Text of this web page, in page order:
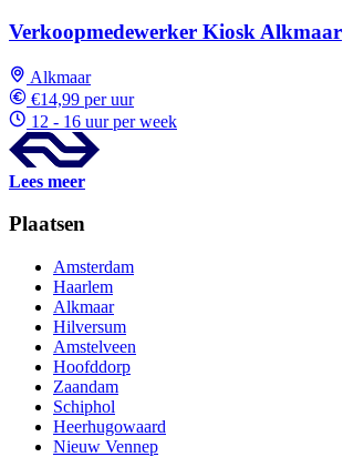
Verkoopmedewerker Kiosk Alkmaar
Alkmaar
€14,99 per uur
12 - 16 uur per week
Lees meer
Plaatsen
Amsterdam
Haarlem
Alkmaar
Hilversum
Amstelveen
Hoofddorp
Zaandam
Schiphol
Heerhugowaard
Nieuw Vennep